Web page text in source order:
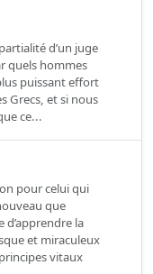
d’un juge
quels hommes
puissant effort
Grecs, et si nous
ce...
pour celui qui
que
d’apprendre la
et miraculeux
vitaux